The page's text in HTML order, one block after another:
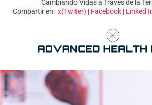
Cambiando Vidas a Través de la
Compartir en: x(Twiter) | Facebook | Linked